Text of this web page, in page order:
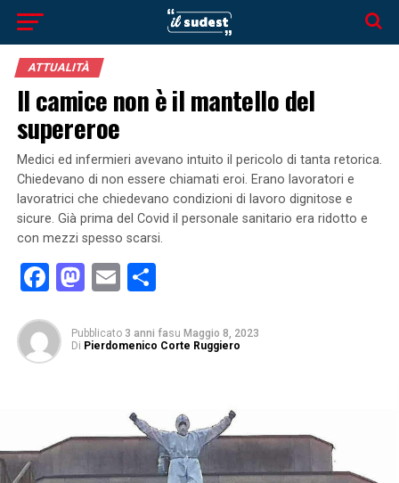
ATTUALITÀ
Il camice non è il mantello del
supereroe
Medici ed infermieri avevano intuito il pericolo di tanta retorica.
Chiedevano di non essere chiamati eroi. Erano lavoratori e
lavoratrici che chiedevano condizioni di lavoro dignitose e
sicure. Già prima del Covid il personale sanitario era ridotto e
con mezzi spesso scarsi.
Facebook
Mastodon
EmailCondividi
Pubblicato 3 anni fasu Maggio 8, 2023
Di Pierdomenico Corte Ruggiero